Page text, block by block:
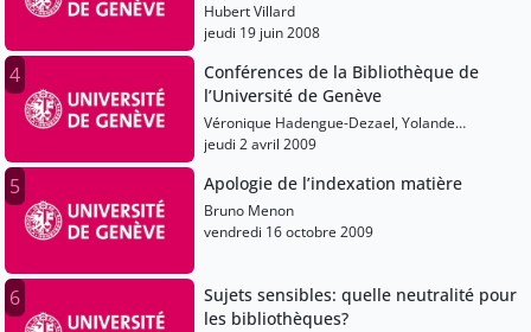
Hubert Villard
jeudi 19 juin 2008
4
Conférences de la Bibliothèque de
l’Université de Genève
Véronique Hadengue-Dezael, Yolande
Estermann, Jean-Philippe Accart
jeudi 2 avril 2009
5 Apologie de l’indexation matière
Bruno Menon
vendredi 16 octobre 2009
6
Sujets sensibles: quelle neutralité pour
les bibliothèques?